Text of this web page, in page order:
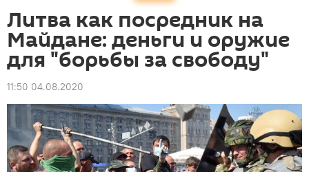
Литва как посредник на
Майдане: деньги и оружие
для "борьбы за свободу"
11:50 04.08.2020